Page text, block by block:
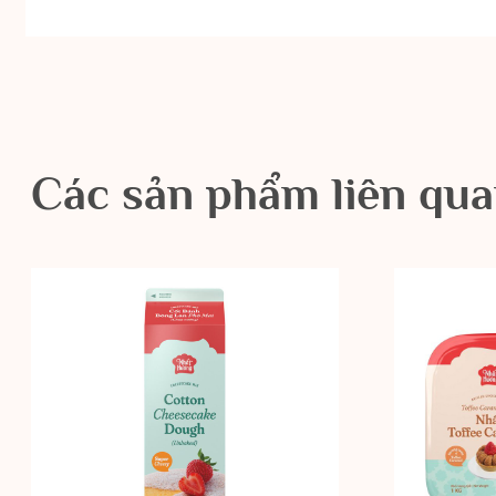
Các sản phẩm liên